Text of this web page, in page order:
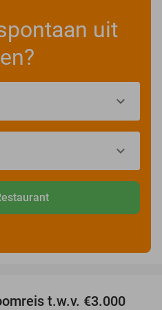
uit
t.w.v. €3.000